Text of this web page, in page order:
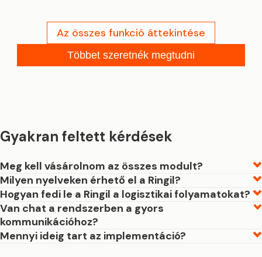
Az összes funkció áttekintése
Többet szeretnék megtudni
Gyakran feltett kérdések
Meg kell vásárolnom az összes modult?
Milyen nyelveken érhető el a Ringil?
Hogyan fedi le a Ringil a logisztikai folyamatokat?
Van chat a rendszerben a gyors
kommunikációhoz?
Mennyi ideig tart az implementáció?